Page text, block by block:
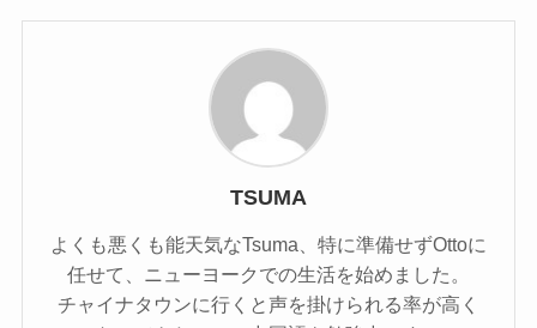
TSUMA
よくも悪くも能天気なTsuma、特に準備せずOttoに
任せて、ニューヨークでの生活を始めました。
チャイナタウンに行くと声を掛けられる率が高く